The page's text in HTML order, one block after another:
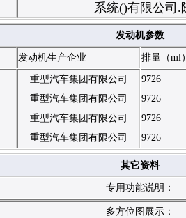
系统()有限公司.
发动机参数
发动机生产企业 排量（ml
重型汽车集团有限公司
重型汽车集团有限公司
重型汽车集团有限公司
重型汽车集团有限公司
9726
9726
9726
9726
其它资料
专用功能说明：
多方位图展示：